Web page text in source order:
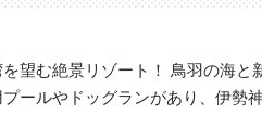
望む絶景リゾート！ 鳥羽の海と
ールやドッグランがあり、伊勢